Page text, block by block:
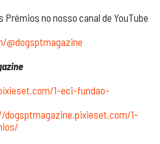
Prémios no nosso canal de YouTube
@dogsptmagazine
1-eci-fundao-
1-